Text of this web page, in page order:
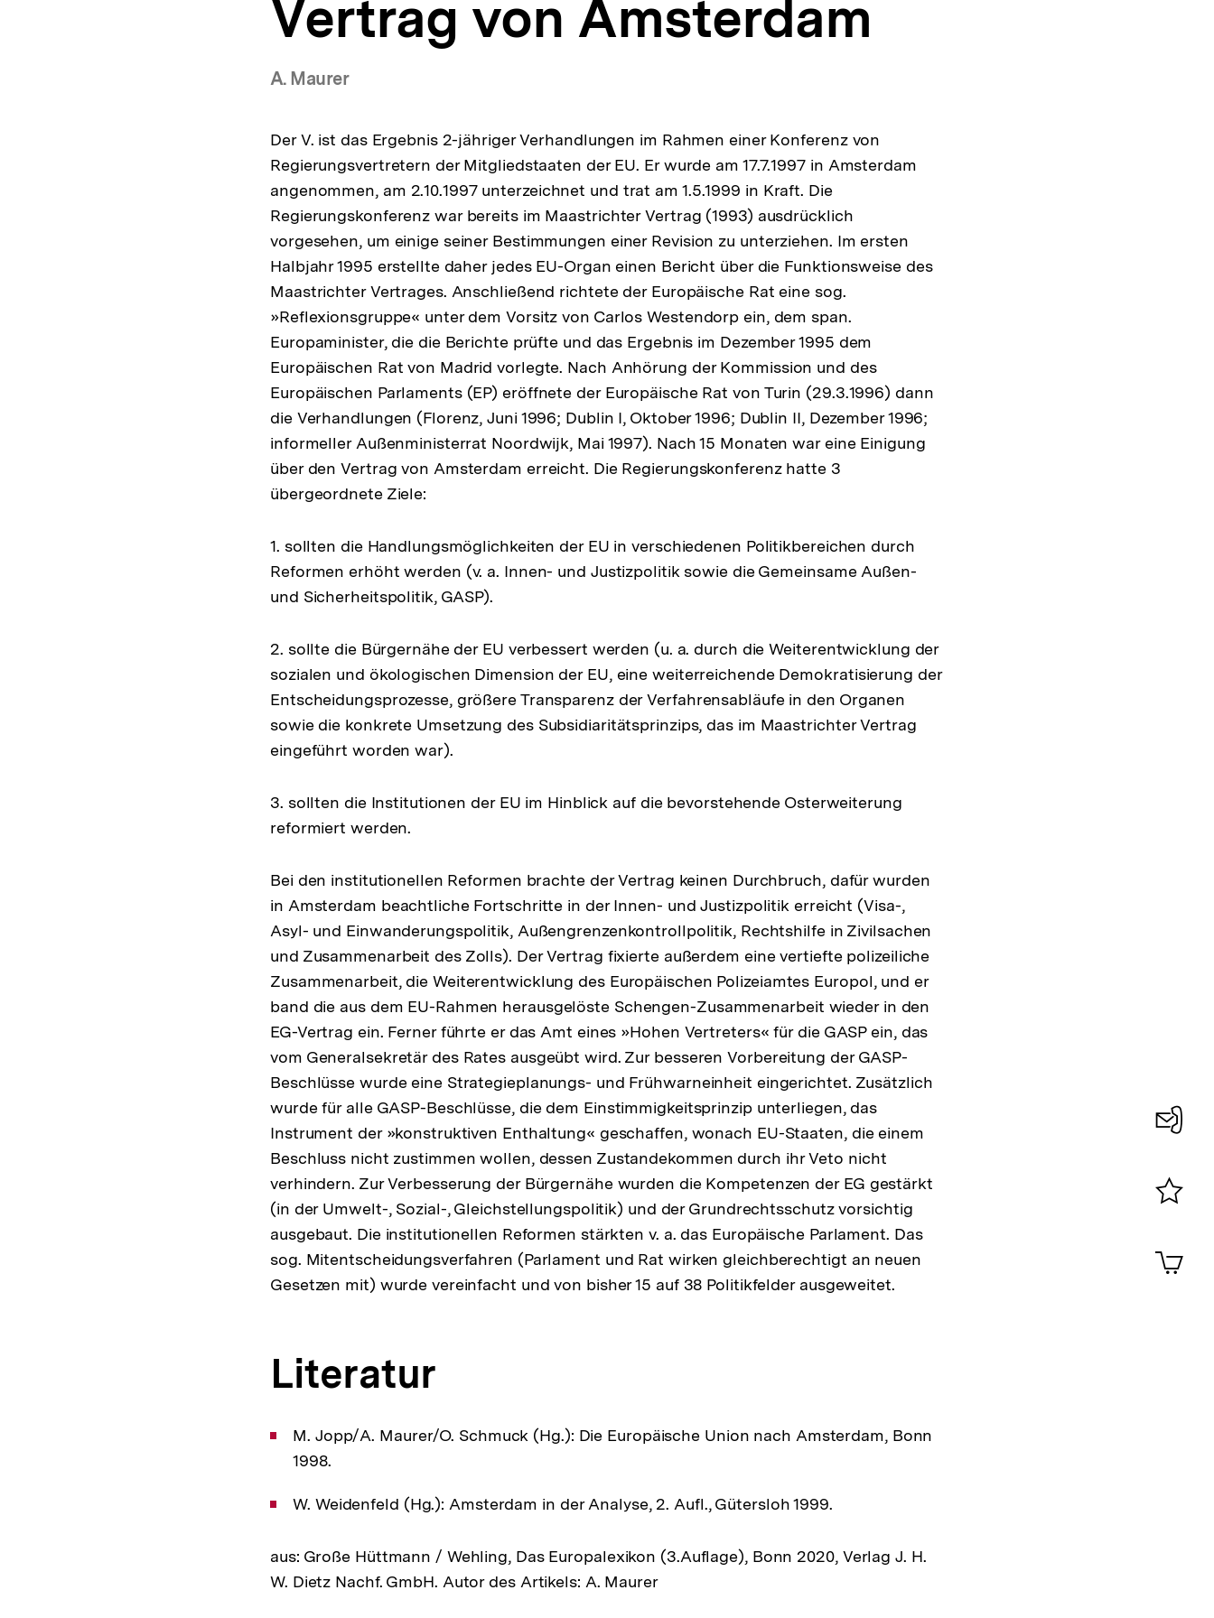
Vertrag von Amsterdam
A. Maurer
Der V. ist das Ergebnis 2-jähriger Verhandlungen im Rahmen einer Konferenz von
Regierungsvertretern der Mitgliedstaaten der EU. Er wurde am 17.7.1997 in Amsterdam
angenommen, am 2.10.1997 unterzeichnet und trat am 1.5.1999 in Kraft. Die
Regierungskonferenz war bereits im Maastrichter Vertrag (1993) ausdrücklich
vorgesehen, um einige seiner Bestimmungen einer Revision zu unterziehen. Im ersten
Halbjahr 1995 erstellte daher jedes EU-Organ einen Bericht über die Funktionsweise des
Maastrichter Vertrages. Anschließend richtete der Europäische Rat eine sog.
»Reflexionsgruppe« unter dem Vorsitz von Carlos Westendorp ein, dem span.
Europaminister, die die Berichte prüfte und das Ergebnis im Dezember 1995 dem
Europäischen Rat von Madrid vorlegte. Nach Anhörung der Kommission und des
Europäischen Parlaments (EP) eröffnete der Europäische Rat von Turin (29.3.1996) dann
die Verhandlungen (Florenz, Juni 1996; Dublin I, Oktober 1996; Dublin II, Dezember 1996;
informeller Außenministerrat Noordwijk, Mai 1997). Nach 15 Monaten war eine Einigung
über den Vertrag von Amsterdam erreicht. Die Regierungskonferenz hatte 3
übergeordnete Ziele:
1. sollten die Handlungsmöglichkeiten der EU in verschiedenen Politikbereichen durch
Reformen erhöht werden (v. a. Innen- und Justizpolitik sowie die Gemeinsame Außen-
und Sicherheitspolitik, GASP).
2. sollte die Bürgernähe der EU verbessert werden (u. a. durch die Weiterentwicklung der
sozialen und ökologischen Dimension der EU, eine weiterreichende Demokratisierung der
Entscheidungsprozesse, größere Transparenz der Verfahrensabläufe in den Organen
sowie die konkrete Umsetzung des Subsidiaritätsprinzips, das im Maastrichter Vertrag
eingeführt worden war).
3. sollten die Institutionen der EU im Hinblick auf die bevorstehende Osterweiterung
reformiert werden.
Bei den institutionellen Reformen brachte der Vertrag keinen Durchbruch, dafür wurden
in Amsterdam beachtliche Fortschritte in der Innen- und Justizpolitik erreicht (Visa-,
Asyl- und Einwanderungspolitik, Außengrenzenkontrollpolitik, Rechtshilfe in Zivilsachen
und Zusammenarbeit des Zolls). Der Vertrag fixierte außerdem eine vertiefte polizeiliche
Zusammenarbeit, die Weiterentwicklung des Europäischen Polizeiamtes Europol, und er
band die aus dem EU-Rahmen herausgelöste Schengen-Zusammenarbeit wieder in den
EG-Vertrag ein. Ferner führte er das Amt eines »Hohen Vertreters« für die GASP ein, das
vom Generalsekretär des Rates ausgeübt wird. Zur besseren Vorbereitung der GASP-
Beschlüsse wurde eine Strategieplanungs- und Frühwarneinheit eingerichtet. Zusätzlich
wurde für alle GASP-Beschlüsse, die dem Einstimmigkeitsprinzip unterliegen, das
Instrument der »konstruktiven Enthaltung« geschaffen, wonach EU-Staaten, die einem
Beschluss nicht zustimmen wollen, dessen Zustandekommen durch ihr Veto nicht
verhindern. Zur Verbesserung der Bürgernähe wurden die Kompetenzen der EG gestärkt
(in der Umwelt-, Sozial-, Gleichstellungspolitik) und der Grundrechtsschutz vorsichtig
ausgebaut. Die institutionellen Reformen stärkten v. a. das Europäische Parlament. Das
sog. Mitentscheidungsverfahren (Parlament und Rat wirken gleichberechtigt an neuen
Gesetzen mit) wurde vereinfacht und von bisher 15 auf 38 Politikfelder ausgeweitet.
Literatur
M. Jopp/A. Maurer/O. Schmuck (Hg.): Die Europäische Union nach Amsterdam, Bonn
1998.
W. Weidenfeld (Hg.): Amsterdam in der Analyse, 2. Aufl., Gütersloh 1999.
aus: Große Hüttmann / Wehling, Das Europalexikon (3.Auflage), Bonn 2020, Verlag J. H.
W. Dietz Nachf. GmbH. Autor des Artikels: A. Maurer